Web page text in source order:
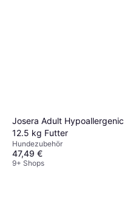
Josera Adult Hypoallergenic
12.5 kg Futter
Hundezubehör
47,49 €
9+ Shops